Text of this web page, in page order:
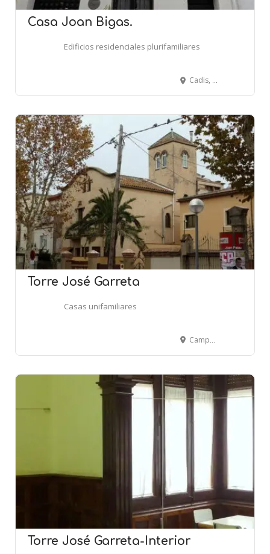
Casa Joan Bigas.
Edificios residenciales plurifamiliares
Cadis, 5 bis - BADALONA
Torre José Garreta
Casas unifamiliares
Campoamor, 5 - BARCELONA
Torre José Garreta-Interior